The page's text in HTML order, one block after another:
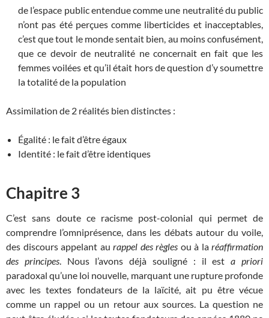
de l’espace public entendue comme une neutralité du public
n’ont pas été perçues comme liberticides et inacceptables,
c’est que tout le monde sentait bien, au moins confusément,
que ce devoir de neutralité ne concernait en fait que les
femmes voilées et qu’il était hors de question d’y soumettre
la totalité de la population
Assimilation de 2 réalités bien distinctes :
Égalité : le fait d’être égaux
Identité : le fait d’être identiques
Chapitre 3
C’est sans doute ce racisme post-colonial qui permet de
comprendre l’omniprésence, dans les débats autour du voile,
des discours appelant au rappel des règles ou à la réaffirmation
des principes. Nous l’avons déjà souligné : il esta priori
paradoxal qu’une loi nouvelle, marquant une rupture profonde
avec les textes fondateurs de la laïcité, ait pu être vécue
comme un rappel ou un retour aux sources. La question ne